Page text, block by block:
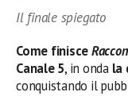
Il finale spiegato
Come finisce
Canale 5, in onda la
conquistando il